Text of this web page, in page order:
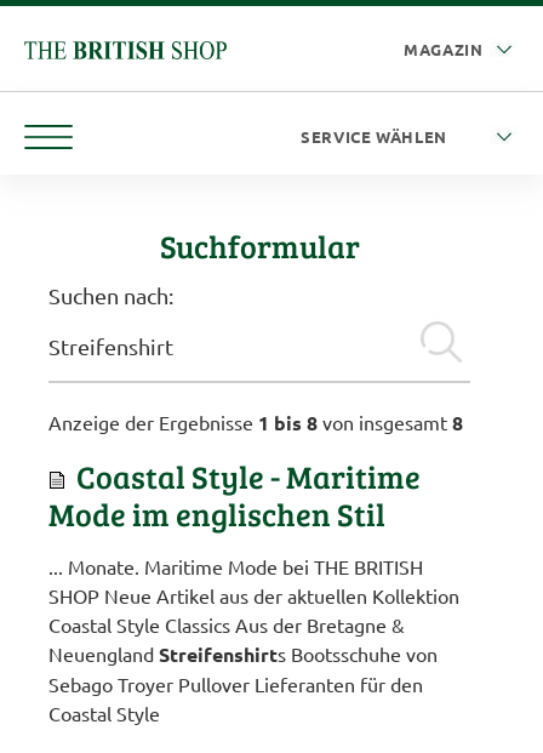
Suchformular
Suchen nach:
Anzeige der Ergebnisse 1 bis 8 von insgesamt 8
Coastal Style - Maritime
Mode im englischen Stil
... Monate. Maritime Mode bei THE BRITISH
SHOP Neue Artikel aus der aktuellen Kollektion
Coastal Style Classics Aus der Bretagne &
Neuengland Streifenshirts Bootsschuhe von
Sebago Troyer Pullover Lieferanten für den
Coastal Style